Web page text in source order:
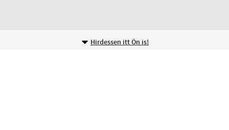
Hirdessen itt Ön is!